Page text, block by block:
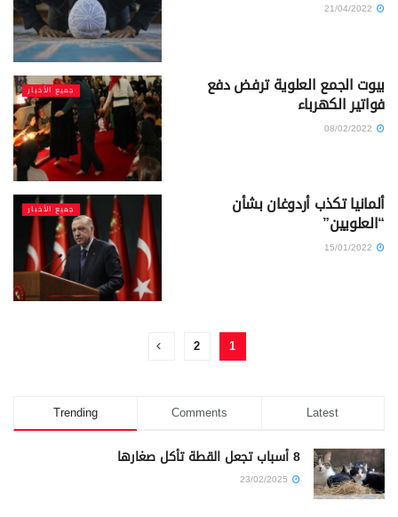
جميع الأخبار بيوت الجمع العلوية ترفض دفع
فواتير الكهرباء
جميع الأخبار ألمانيا تكذب أردوغان بشأن
“العلويين”
1
2
Trending Comments Latest
8 أسباب تجعل القطة تأكل صغارها